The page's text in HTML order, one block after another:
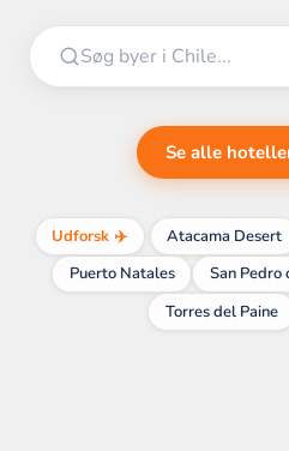
Se alle
Udforsk ✈️ Atacama Desert
Puerto Natales
San Pedro
Torres del Paine